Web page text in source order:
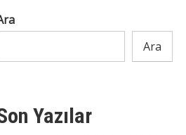
Ara
Yazılar